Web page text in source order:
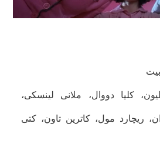
کلیا دووال، ملانی لینسکی،
ریچارد مول، کاترین تاون، کتی